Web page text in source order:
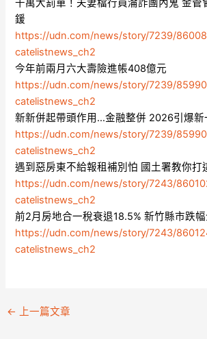
千萬大罰單！夫妻檔行員淪詐團內鬼 金管
鍰
https://udn.com/news/story/7239/
catelistnews_ch2
今年前兩月六大壽險進帳408億元
https://udn.com/news/story/7239/
catelistnews_ch2
新新併起帶頭作用…金融整併 2026引爆新
https://udn.com/news/story/7239/
catelistnews_ch2
遇到惡房東不給報租補別怕 國土署教你打
https://udn.com/news/story/7243/
catelistnews_ch2
前2月房地合一稅衰退18.5% 新竹縣市跌
https://udn.com/news/story/7243/
catelistnews_ch2
← 上一篇文章